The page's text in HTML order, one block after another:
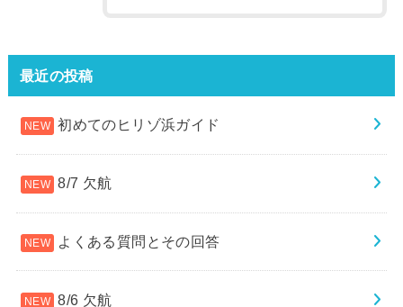
最近の投稿
初めてのヒリゾ浜ガイド
8/7 欠航
よくある質問とその回答
8/6 欠航